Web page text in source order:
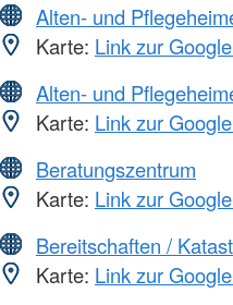
Alten- und
Karte: Link zur
Alten- und
Karte: Link zur
Beratungszentrum
Karte: Link zur
Bereitschaften /
Karte: Link zur